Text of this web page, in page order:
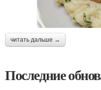
читать дальше →
Последние